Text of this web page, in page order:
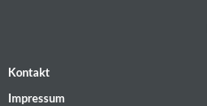
Kontakt
Impressum